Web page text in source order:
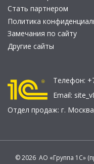
Стать партнером
Политика
Замечания по сайту
Другие сайты
Телефон:
Email:
Отдел продаж: г. Москва
© 2026 АО «Группа 1С»